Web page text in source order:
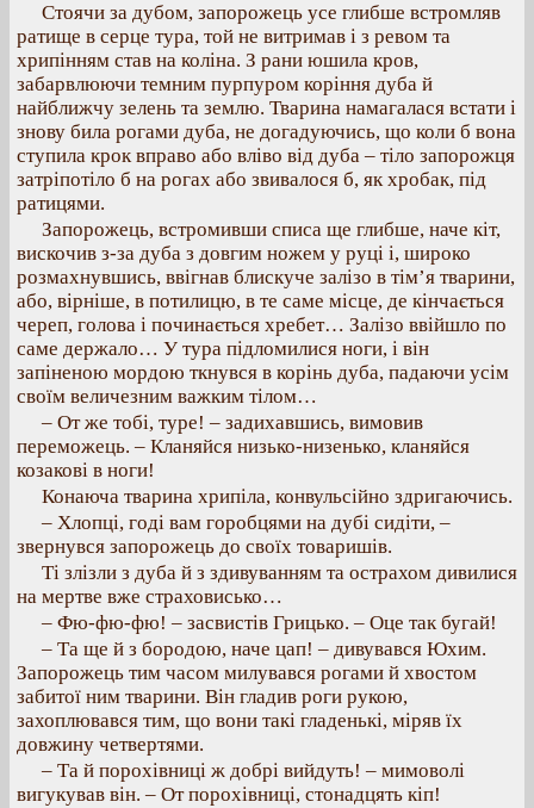
Стоячи за дубом, запорожець усе глибше встромляв
ратище в серце тура, той не витримав і з ревом та
хрипінням став на коліна. З рани юшила кров,
забарвлюючи темним пурпуром коріння дуба й
найближчу зелень та землю. Тварина намагалася встати і
знову била рогами дуба, не догадуючись, що коли б вона
ступила крок вправо або вліво від дуба – тіло запорожця
затріпотіло б на рогах або звивалося б, як хробак, під
ратицями.
Запорожець, встромивши списа ще глибше, наче кіт,
вискочив з-за дуба з довгим ножем у руці і, широко
розмахнувшись, ввігнав блискуче залізо в тім’я тварини,
або, вірніше, в потилицю, в те саме місце, де кінчається
череп, голова і починається хребет… Залізо ввійшло по
саме держало… У тура підломилися ноги, і він
запіненою мордою ткнувся в корінь дуба, падаючи усім
своїм величезним важким тілом…
– От же тобі, туре! – задихавшись, вимовив
переможець. – Кланяйся низько-низенько, кланяйся
козакові в ноги!
Конаюча тварина хрипіла, конвульсійно здригаючись.
– Хлопці, годі вам горобцями на дубі сидіти, –
звернувся запорожець до своїх товаришів.
Ті злізли з дуба й з здивуванням та острахом дивилися
на мертве вже страховисько…
– Фю-фю-фю! – засвистів Грицько. – Оце так бугай!
– Та ще й з бородою, наче цап! – дивувався Юхим.
Запорожець тим часом милувався рогами й хвостом
забитої ним тварини. Він гладив роги рукою,
захоплювався тим, що вони такі гладенькі, міряв їх
довжину четвертями.
– Та й порохівниці ж добрі вийдуть! – мимоволі
вигукував він. – От порохівниці, стонадцять кіп!